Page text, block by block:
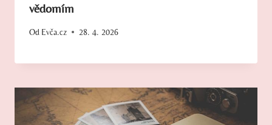
vědomím
Od Evča.cz 28. 4. 2026